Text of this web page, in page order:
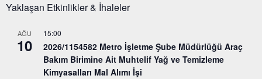
Yaklaşan Etkinlikler & İhaleler
AĞU
10
15:00
2026/1154582 Metro İşletme Şube Müdürlüğü Araç
Bakım Birimine Ait Muhtelif Yağ ve Temizleme
Kimyasalları Mal Alımı İşi